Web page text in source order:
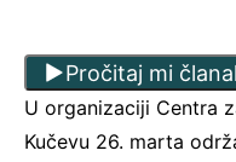
Pročitaj mi
U organizaciji Centra
Kučevu 26. marta